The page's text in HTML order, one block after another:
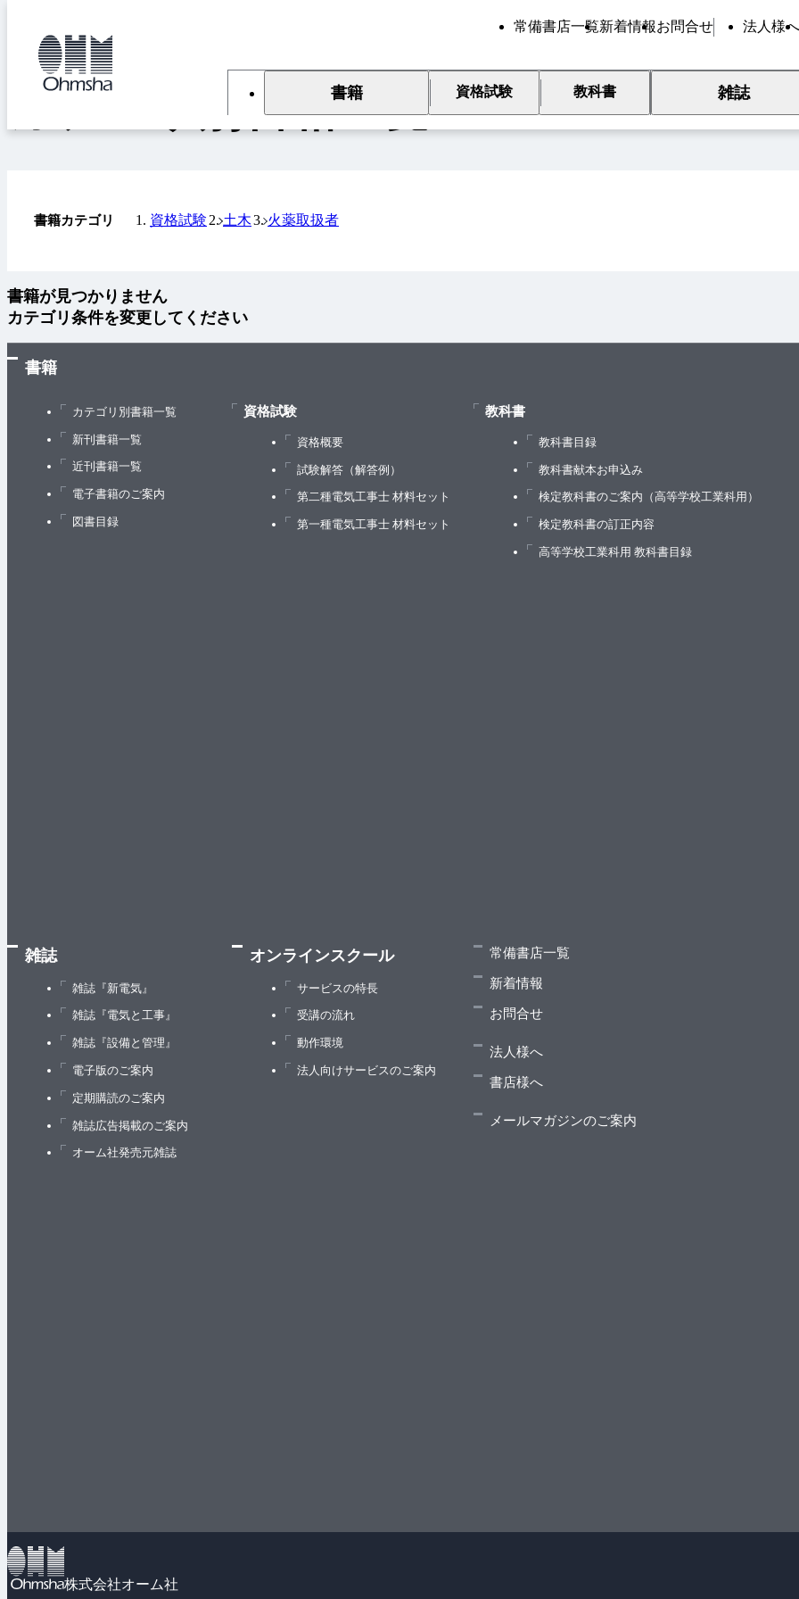
常備書店一覧新着情報お問合せ 法人様へ
書籍 資格試験 教科書 雑誌
カテゴリ別書籍一覧
書籍カテゴリ 資格試験 土木 火薬取扱者
書籍が見つかりません
カテゴリ条件を変更してください
書籍
カテゴリ別書籍一覧
新刊書籍一覧
近刊書籍一覧
電子書籍のご案内
図書目録
資格試験
資格概要
試験解答（解答例）
第二種電気工事士 材料セット
第一種電気工事士 材料セット
教科書
教科書目録
教科書献本お申込み
検定教科書のご案内（高等学校工業科用）
検定教科書の訂正内容
高等学校工業科用 教科書目録
雑誌
雑誌『新電気』
雑誌『電気と工事』
雑誌『設備と管理』
電子版のご案内
定期購読のご案内
雑誌広告掲載のご案内
オーム社発売元雑誌
オンラインスクール
サービスの特長
受講の流れ
動作環境
法人向けサービスのご案内
常備書店一覧
新着情報
お問合せ
法人様へ
書店様へ
メールマガジンのご案内
株式会社オーム社